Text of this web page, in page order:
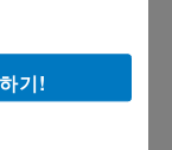
기!